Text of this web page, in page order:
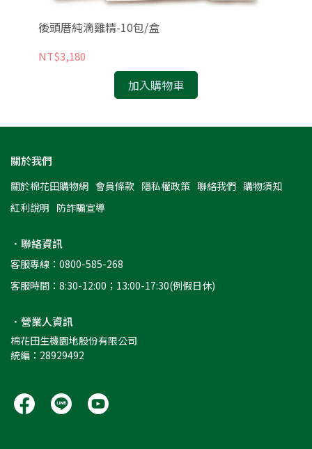
後頭厝純滴雞精-10包/盒
NT$3,180
加入購物車
關於我們
關於棉花田購物網 會員條款 隱私權政策 聯絡我們 購物須知
紅利說明 防詐騙宣導
．聯絡資訊
客服專線：0800-585-268
客服時間：8:30-12:00；13:00-17:30(例假日休)
．營業人資訊
棉花田生機園地股份有限公司
統編：28929492